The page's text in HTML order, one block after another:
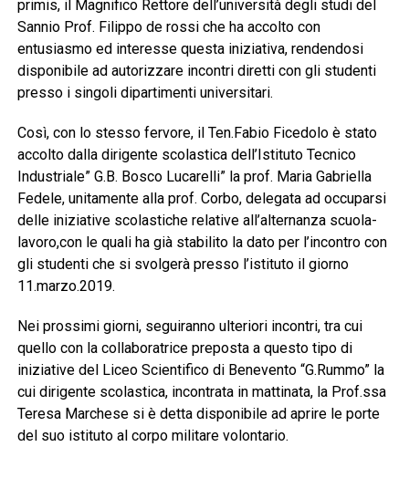
primis, il Magnifico Rettore dell’università degli studi del
Sannio Prof. Filippo de rossi che ha accolto con
entusiasmo ed interesse questa iniziativa, rendendosi
disponibile ad autorizzare incontri diretti con gli studenti
presso i singoli dipartimenti universitari.
Così, con lo stesso fervore, il Ten.Fabio Ficedolo è stato
accolto dalla dirigente scolastica dell’Istituto Tecnico
Industriale” G.B. Bosco Lucarelli” la prof. Maria Gabriella
Fedele, unitamente alla prof. Corbo, delegata ad occuparsi
delle iniziative scolastiche relative all’alternanza scuola-
lavoro,con le quali ha già stabilito la dato per l’incontro con
gli studenti che si svolgerà presso l’istituto il giorno
11.marzo.2019.
Nei prossimi giorni, seguiranno ulteriori incontri, tra cui
quello con la collaboratrice preposta a questo tipo di
iniziative del Liceo Scientifico di Benevento “G.Rummo” la
cui dirigente scolastica, incontrata in mattinata, la Prof.ssa
Teresa Marchese si è detta disponibile ad aprire le porte
del suo istituto al corpo militare volontario.